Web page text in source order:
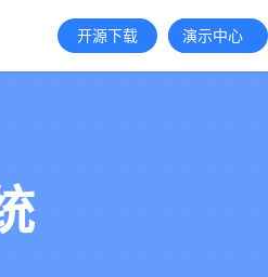
开源下载 演示中心